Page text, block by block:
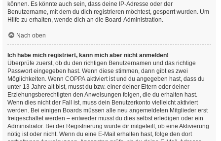
können. Es könnte auch sein, dass deine IP-Adresse oder der
Benutzername, mit dem du dich registrieren möchtest, gesperrt wurden. Um
Hilfe zu erhalten, wende dich an die Board-Administration.
Nach oben
Ich habe mich registriert, kann mich aber nicht anmelden!
Überprüfe zuerst, ob du den richtigen Benutzernamen und das richtige
Passwort eingegeben hast. Wenn diese stimmen, dann gibt es zwei
Möglichkeiten. Wenn COPPA aktiviert ist und du angegeben hast, dass du
unter 13 Jahre alt bist, musst du bzw. einer deiner Eltern oder deiner
Erziehungsberechtigten den Anweisungen folgen, die du erhalten hast.
Wenn dies nicht der Fall ist, muss dein Benutzerkonto vielleicht aktiviert
werden. Bei einigen Boards müssen alle neu angemeldeten Mitglieder erst
freigeschaltet werden – entweder musst du dies selbst erledigen oder ein
Administrator. Bei der Registrierung wurde dir mitgeteilt, ob eine Aktivierung
nötig ist oder nicht. Wenn du eine E-Mail erhalten hast, folge den dort